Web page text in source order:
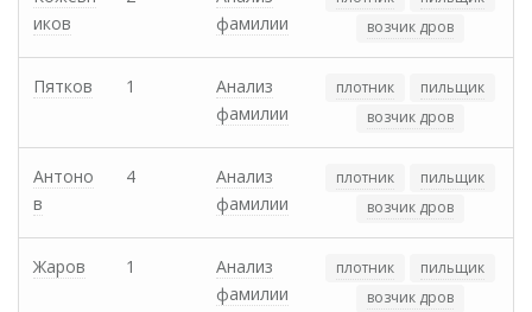
иков
фамилии
возчик дров
Пятков 1
Анализ
фамилии
плотник
пильщик
возчик дров
Антоно
в
4
Анализ
фамилии
плотник
пильщик
возчик дров
Жаров 1
Анализ
фамилии
плотник
пильщик
возчик дров